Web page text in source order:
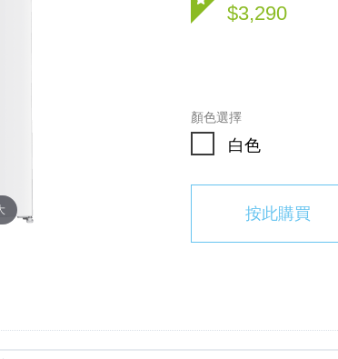
$3,290
顏色選擇
白色
按此購買